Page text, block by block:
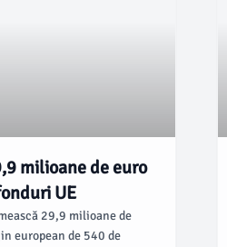
milioane de euro
UE
29,9 milioane de
european de 540 de